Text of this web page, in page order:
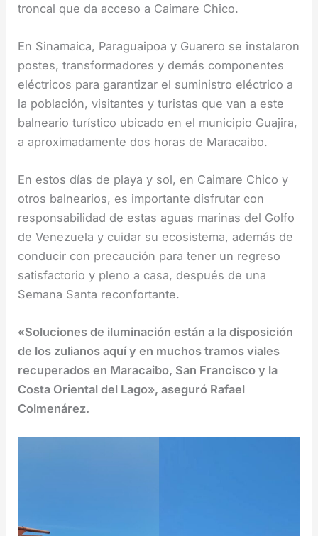
troncal que da acceso a Caimare Chico.
En Sinamaica, Paraguaipoa y Guarero se instalaron
postes, transformadores y demás componentes
eléctricos para garantizar el suministro eléctrico a
la población, visitantes y turistas que van a este
balneario turístico ubicado en el municipio Guajira,
a aproximadamente dos horas de Maracaibo.
En estos días de playa y sol, en Caimare Chico y
otros balnearios, es importante disfrutar con
responsabilidad de estas aguas marinas del Golfo
de Venezuela y cuidar su ecosistema, además de
conducir con precaución para tener un regreso
satisfactorio y pleno a casa, después de una
Semana Santa reconfortante.
«Soluciones de iluminación están a la disposición
de los zulianos aquí y en muchos tramos viales
recuperados en Maracaibo, San Francisco y la
Costa Oriental del Lago», aseguró Rafael
Colmenárez.